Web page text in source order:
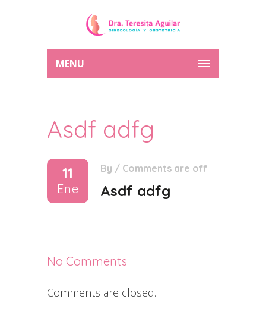
MENU
Asdf adfg
11
Ene
By / Comments are off
Asdf adfg
No Comments
Comments are closed.